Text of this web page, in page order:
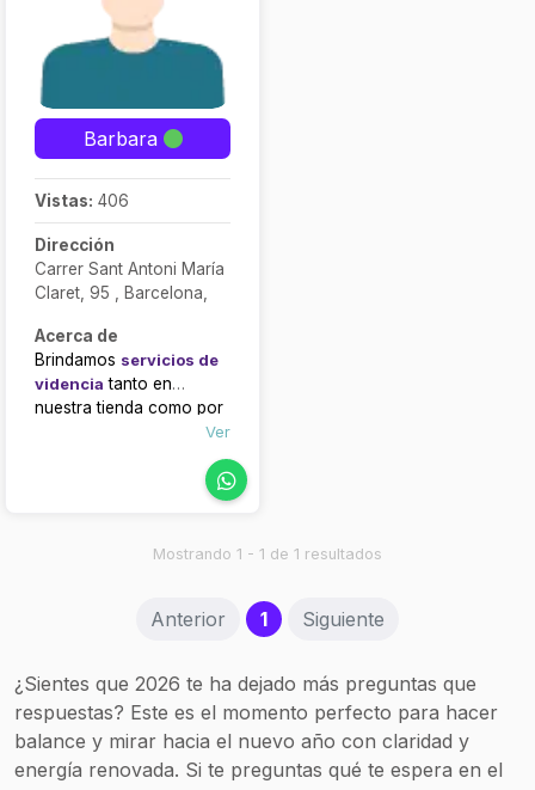
Barbara
Vistas: 406
Dirección
Carrer Sant Antoni María
Claret, 95 , Barcelona,
Acerca de
Brindamos servicios de
videncia tanto en
nuestra tienda como por
. Nuestros
videntes te ayudarán a
ofreciéndote claridad y
Ver
Mostrando 1 - 1 de 1 resultados
Anterior 1(current)
Siguiente
¿Sientes que 2026 te ha dejado más preguntas que
respuestas? Este es el momento perfecto para hacer
balance y mirar hacia el nuevo año con claridad y
energía renovada. Si te preguntas qué te espera en el